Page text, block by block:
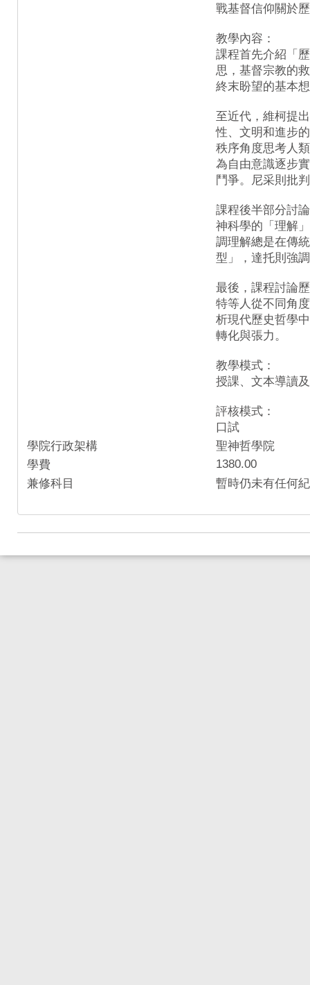
戰基督信仰關於
教學內容：
課程首先介紹「
思，基督宗教的
終末盼望的基本
至近代，維柯提
性、文明和進步
秩序角度思考人
為自由意識逐步
鬥爭。尼采則批
課程後半部分討
神科學的「理解
調理解總是在傳
型」，達托則強
最後，課程討論
特等人從不同角
析現代歷史哲學
轉化與張力。
教學模式：
授課、文本導讀
評核模式：
口試
學院行政架構
聖神哲學院
學費
1380.00
兼修科目
暫時仍未有任何